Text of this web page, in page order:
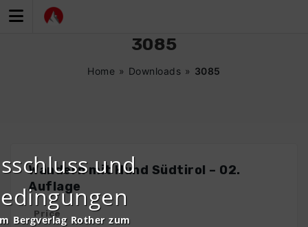
Inhalt
3085
Home » Downloads » 3085
Wandern mit Hund Südtirol – 02.
Auflage
Price
und
Bergverlag Rother zum